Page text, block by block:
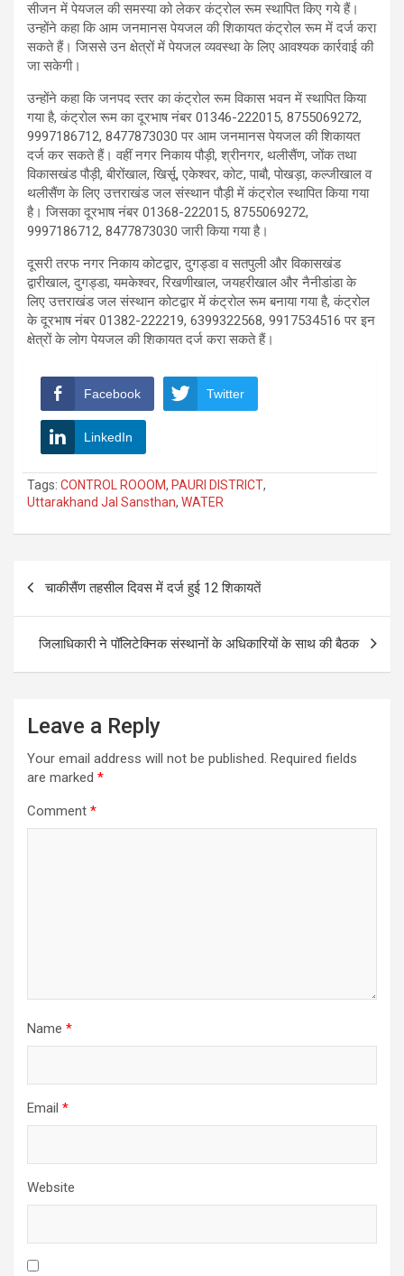
सीजन में पेयजल की समस्या को लेकर कंट्रोल रूम स्थापित किए गये हैं।
उन्होंने कहा कि आम जनमानस पेयजल की शिकायत कंट्रोल रूम में दर्ज करा
सकते हैं। जिससे उन क्षेत्रों में पेयजल व्यवस्था के लिए आवश्यक कार्रवाई की
जा सकेगी।
उन्होंने कहा कि जनपद स्तर का कंट्रोल रूम विकास भवन में स्थापित किया
गया है, कंट्रोल रूम का दूरभाष नंबर 01346-222015, 8755069272,
9997186712, 8477873030 पर आम जनमानस पेयजल की शिकायत
दर्ज कर सकते हैं। वहीं नगर निकाय पौड़ी, श्रीनगर, थलीसैंण, जोंक तथा
विकासखंड पौड़ी, बीरोंखाल, खिर्सू, एकेश्वर, कोट, पाबौ, पोखड़ा, कल्जीखाल व
थलीसैंण के लिए उत्तराखंड जल संस्थान पौड़ी में कंट्रोल स्थापित किया गया
है। जिसका दूरभाष नंबर 01368-222015, 8755069272,
9997186712, 8477873030 जारी किया गया है।
दूसरी तरफ नगर निकाय कोटद्वार, दुगड्डा व सतपुली और विकासखंड
द्वारीखाल, दुगड्डा, यमकेश्वर, रिखणीखाल, जयहरीखाल और नैनीडांडा के
लिए उत्तराखंड जल संस्थान कोटद्वार में कंट्रोल रूम बनाया गया है, कंट्रोल
के दूरभाष नंबर 01382-222219, 6399322568, 9917534516 पर इन
क्षेत्रों के लोग पेयजल की शिकायत दर्ज करा सकते हैं।
Facebook Twitter
LinkedIn
Tags: CONTROL ROOOM, PAURI DISTRICT,
Uttarakhand Jal Sansthan, WATER
चाकीसैंण तहसील दिवस में दर्ज हुई 12 शिकायतें
जिलाधिकारी ने पॉलिटेक्निक संस्थानों के अधिकारियों के साथ की बैठक
Leave a Reply
Your email address will not be published. Required fields
are marked *
Comment *
Name *
Email *
Website